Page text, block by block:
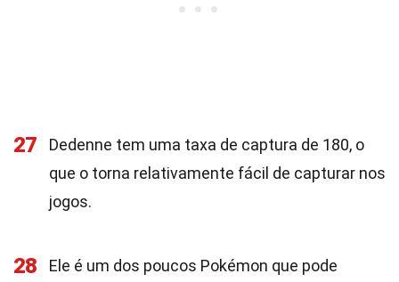
27
Dedenne tem uma taxa de captura de 180, o
que o torna relativamente fácil de capturar nos
jogos.
28
Ele é um dos poucos Pokémon que pode